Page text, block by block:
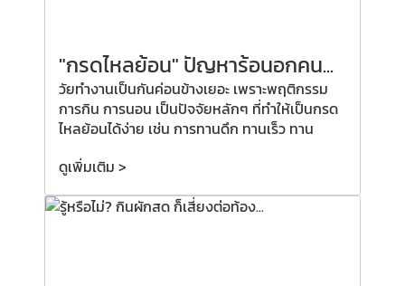
"กรดไหลย้อน" ปัญหาร้อนอกคน...
วัยทำงานเป็นกันค่อนข้างเยอะ เพราะพฤติกรรม
การกิน การนอน เป็นปัจจัยหลักๆ ที่ทำให้เป็นกรด
ไหลย้อนได้ง่าย เช่น การทานดึก ทานเร็ว ทาน
ดูเพิ่มเติม >